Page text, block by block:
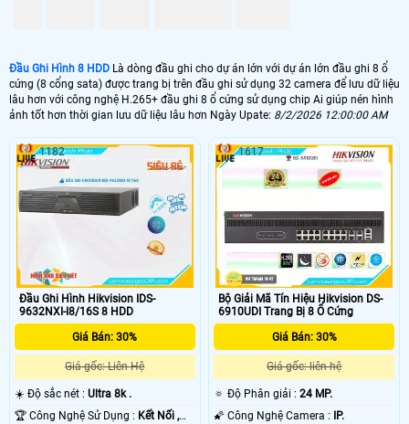
Đầu Ghi Hình 8 HDD Là dòng đầu ghi cho dự án lớn với dự án lớn đầu ghi 8 ổ
cứng (8 cổng sata) được trang bị trên đầu ghi sử dụng 32 camera để lưu dữ liệu
lâu hơn với công nghệ H.265+ đầu ghi 8 ổ cứng sử dụng chip Ai giúp nén hình
ảnh tốt hơn thời gian lưu dữ liệu lâu hơn Ngày Upate: 8/2/2026 12:00:00 AM
Đầu Ghi Hình Hikvision IDS-
9632NXI-I8/16S 8 HDD
Giá Bán: 30%
Giá gốc: Liên Hệ
☀️ Độ sắc nét : Ultra 8k .
🏆 Công Nghệ Sử Dụng : Kết Nối ,
1182
Bộ Giải Mã Tín Hiệu Hikvision DS-
6910UDI Trang Bị 8 Ổ Cứng
Giá Bán: 30%
Giá gốc: liên hệ
🔅 Độ Phân giải :24 MP.
🌠 Công Nghệ Camera :
IP.
1617